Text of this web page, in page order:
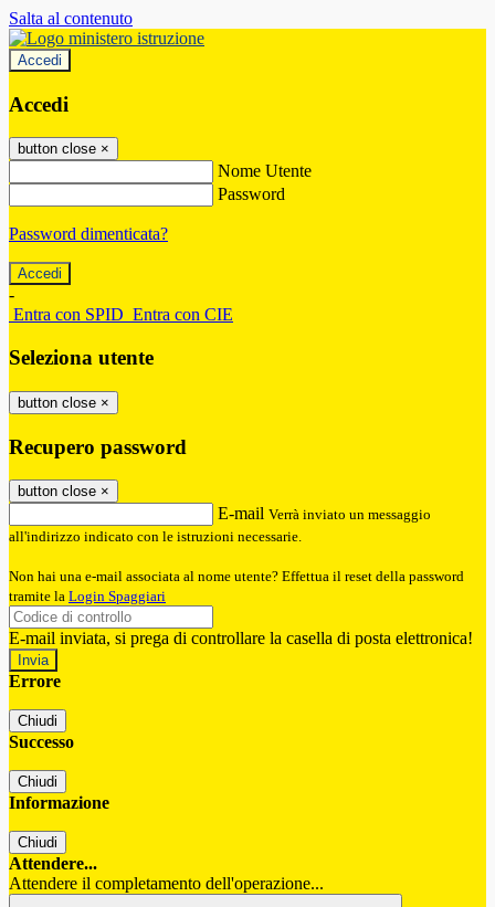
Salta al contenuto
Accedi
Accedi
button close ×
Nome Utente
Password
Password dimenticata?
-
Entra con SPID Entra con CIE
Seleziona utente
button close ×
Recupero password
button close ×
E-mail Verrà inviato un messaggio
all'indirizzo indicato con le istruzioni necessarie.
Non hai una e-mail associata al nome utente? Effettua il reset della password
tramite la Login Spaggiari
E-mail inviata, si prega di controllare la casella di posta elettronica!
Errore
Chiudi
Successo
Chiudi
Informazione
Chiudi
Attendere...
Attendere il completamento dell'operazione...